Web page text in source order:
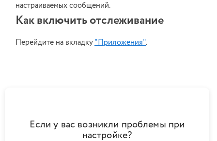
настраиваемых сообщений.
Как включить отслеживание
Перейдите на вкладку "Приложения".
Если у вас возникли проблемы при
настройке?